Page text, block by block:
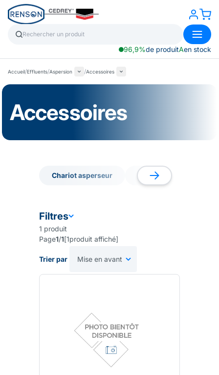
96,9%de produitAen stock
Accueil/Effluents/Aspersion /Accessoires
Accessoires
Chariot asperseur
Irrigation
Irrigation
Filtres
1 produit
Page1/1[1produit affiché]
Trier par